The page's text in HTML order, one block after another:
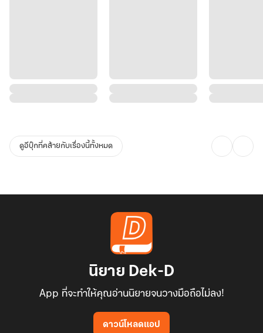
ดูอีบุ๊กที่คล้ายกับเรื่องนี้ทั้งหมด
นิยาย Dek-D
App ที่จะทำให้คุณอ่านนิยายจนวางมือถือไม่ลง!
ดาวน์โหลดแอป